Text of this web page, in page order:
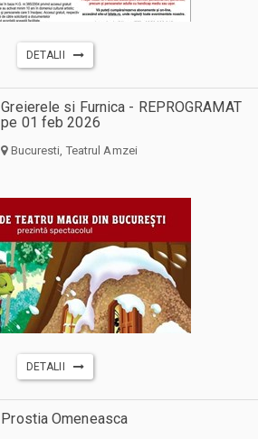
DETALII
Greierele si Furnica - REPROGRAMAT
pe 01 feb 2026
Bucuresti, Teatrul Amzei
DETALII
Prostia Omeneasca